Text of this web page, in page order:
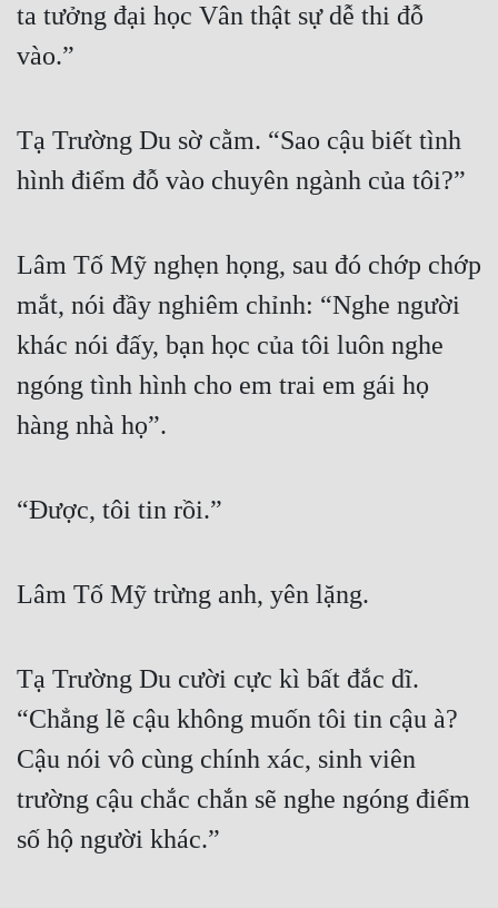
ta tưởng đại học Vân thật sự dễ thi đỗ
vào.”
Tạ Trường Du sờ cằm. “Sao cậu biết tình
hình điểm đỗ vào chuyên ngành của tôi?”
Lâm Tố Mỹ nghẹn họng, sau đó chớp chớp
mắt, nói đầy nghiêm chỉnh: “Nghe người
khác nói đấy, bạn học của tôi luôn nghe
ngóng tình hình cho em trai em gái họ
hàng nhà họ”.
“Được, tôi tin rồi.”
Lâm Tố Mỹ trừng anh, yên lặng.
Tạ Trường Du cười cực kì bất đắc dĩ.
“Chẳng lẽ cậu không muốn tôi tin cậu à?
Cậu nói vô cùng chính xác, sinh viên
trường cậu chắc chắn sẽ nghe ngóng điểm
số hộ người khác.”